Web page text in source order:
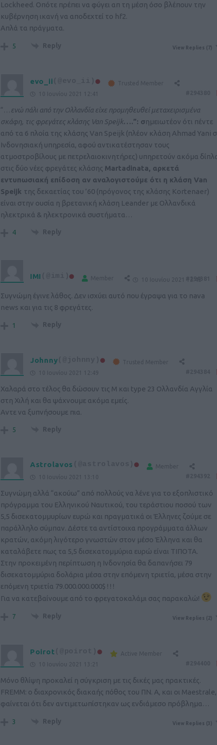
Lockheed. Οπότε πρέπει να φύγει απ τη μέση όσο βλέπουν την
κυβέρνηση ικανή να αποδεχτεί το hf2.
Απλά τα πράγματα.
5 Reply View Replies (7)
evo_ii
Trusted Member
10 Ιουνίου 2021 12:41
“…ενώ πάλι από την Ολλανδία είχε προμηθευθεί μεταχειρισμένα
σκάφη, τις φρεγάτες κλάσης Van Speijk….”: σημειωτέον ότι πέντε
από τα 6 πλοία της κλάσης Van Speijk (πλέον κλάση Ahmad Yani
Ινδονησιακή υπηρεσία, αφού αντικατέστησαν τους
ατμοστροβίλους με πετρελαιοκινητήρες) υπηρετούν ακόμα
στις δύο νέες φρεγάτες κλάσης Martadinata, αρκετά
εντυπωσιακή επίδοση αν αναλογιστούμε ότι η κλάση Van
Speijk της δεκαετίας του ’60 (πρόγονος της κλάσης Kortenaer)
είναι στην ουσία η βρετανική κλάση Leander με Ολλανδικά
ηλεκτρικά & ηλεκτρονικά συστήματα…
4 Reply
IMI (@imi) Member 10 Ιουνίου 2021 12:42
Συγνώμη έγινε λάθος. Δεν ισχύει αυτό που έγραψα για το nava
news και για τις 8 φρεγάτες.
1 Reply
Johnny
Trusted Member
10 Ιουνίου 2021 12:49
Χαλαρά στο τέλος θα δώσουν τις Μ και type 23 Ολλανδία Αγγλία
στη Χιλή και θα ψάχνουμε ακόμα εμείς.
Αντε να ξυπνήσουμε πια.
5 Reply
Astrolavos (@astrolavos)
Member
10 Ιουνίου 2021 13:10
Συγνώμη αλλά “ακούω” από πολλούς να λένε για το εξοπλιστικό
πρόγραμμα του Ελληνικού Ναυτικού, του τεράστιου ποσού των
5,5 δισεκατομμυρίων ευρώ και πραγματικά οι Έλληνες ζούμε σε
παράλληλο σύμπαν. Δέστε τα αντίστοιχα προγράμματα άλλων
κρατών, ακόμη λιγότερο γνωστών στον μέσο Έλληνα και θα
καταλάβετε πως τα 5,5 δισεκατομμύρια ευρώ είναι ΤΙΠΟΤΑ.
Στην προκειμένη περίπτωση η Ινδονησία θα δαπανήσει 79
δισεκατομμύρια δολάρια μέσα στην επόμενη τριετία, μέσα στην
επόμενη τριετία 79.000.000.000$ ! ! !
Για να κατεβαίνουμε από το φρεγατοκαλάμι σας παρακαλώ!
7 Reply View Replies (2)
Poirot
Active Member
10 Ιουνίου 2021 13:21
Μόνο θλίψη προκαλεί η σύγκριση με τις δικές μας πρακτικές.
FREMM: ο διαχρονικός διακαής πόθος του ΠΝ. Α, και οι Maestrale,
φαίνεται ότι δεν αντιμετωπίστηκαν ως ενδιάμεσο πρόβλημα…
3 Reply View Replies (3)